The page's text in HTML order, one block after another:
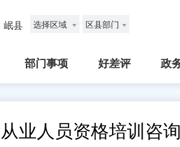
岷县 选择区域 区县部门
部门事项 好差评 政
业人员资格培训咨询